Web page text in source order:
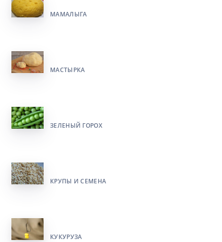
МАМАЛЫГА
МАСТЫРКА
ЗЕЛЕНЫЙ ГОРОХ
КРУПЫ И СЕМЕНА
КУКУРУЗА